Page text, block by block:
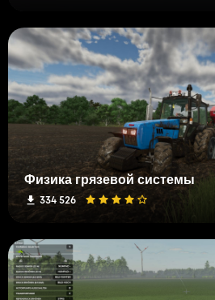
Физика грязевой системы
334 526